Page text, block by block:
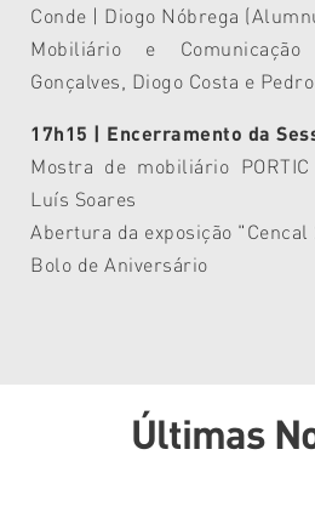
Conde | Diogo Nóbrega (
Mobiliário e
Gonçalves, Diogo Costa e
17h15 | Encerramento da
Mostra de mobiliário
Luís Soares
Abertura da exposição "Cencal
Bolo de Aniversário
Últimas